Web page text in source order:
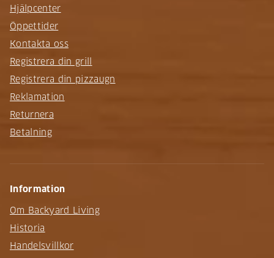
Hjälpcenter
Öppettider
Kontakta oss
Registrera din grill
Registrera din pizzaugn
Reklamation
Returnera
Betalning
Information
Om Backyard Living
Historia
Handelsvillkor